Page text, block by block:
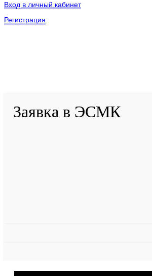
Вход в личный кабинет
Регистрация
Заявка в ЭСМК